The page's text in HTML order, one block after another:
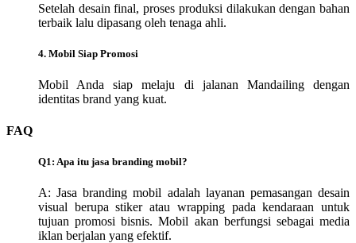
Setelah desain final, proses produksi dilakukan dengan bahan
terbaik lalu dipasang oleh tenaga ahli.
4. Mobil Siap Promosi
Mobil Anda siap melaju di jalanan Mandailing dengan
identitas brand yang kuat.
FAQ
Q1: Apa itu jasa branding mobil?
A: Jasa branding mobil adalah layanan pemasangan desain
visual berupa stiker atau wrapping pada kendaraan untuk
tujuan promosi bisnis. Mobil akan berfungsi sebagai media
iklan berjalan yang efektif.